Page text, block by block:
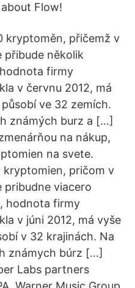
Flow!
kryptoměn, přičemž v
přibude několik
firmy
v červnu 2012, má
ve 32 zemích.
známých burz a […]
na nákup,
na svete.
kryptomien, pričom v
pribudne viacero
hodnota firmy
v júni 2012, má vyše
v 32 krajinách. Na
známych búrz […]
Labs partners